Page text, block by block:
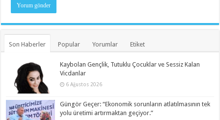
Son Haberler Popular Yorumlar Etiket
Kaybolan Gençlik, Tutuklu Çocuklar ve Sessiz Kalan
Vicdanlar
6 Ağustos 2026
Güngör Geçer: “Ekonomik sorunların atlatılmasının tek
yolu üretimi artırmaktan geçiyor.”